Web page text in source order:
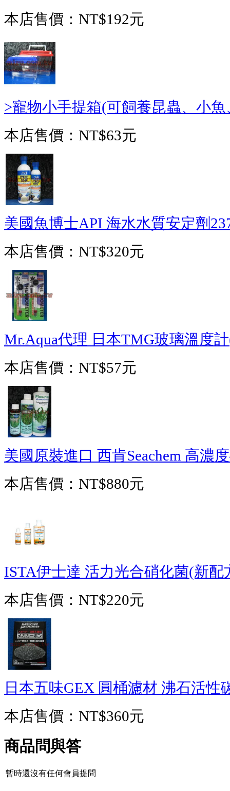
本店售價： NT$192元
>寵物小手提箱(可飼養昆蟲、小魚
本店售價： NT$63元
美國魚博士API 海水水質安定劑
本店售價： NT$320元
Mr.Aqua代理 日本TMG玻璃溫度
本店售價： NT$57元
美國原裝進口 西肯Seachem 高濃
本店售價： NT$880元
ISTA伊士達 活力光合硝化菌(新配
本店售價： NT$220元
日本五味GEX 圓桶濾材 沸石活性
本店售價： NT$360元
商品問與答
暫時還沒有任何會員提問